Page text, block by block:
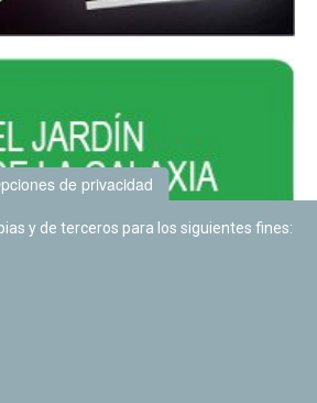
de privacidad
y de terceros para los siguientes fines: